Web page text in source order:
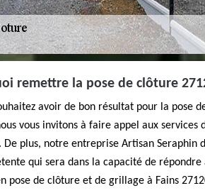
remettre la pose de clôture
avoir de bon résultat pour la pose
vous invitons à faire appel aux
De plus, notre entreprise Artisan Seraphin
qui sera dans la capacité de répondre
pose de clôture et de grillage à Fains